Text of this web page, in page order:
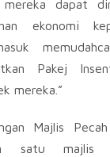
dapat
ekonomi
Pakej
mereka.”
Majlis
satu majlis